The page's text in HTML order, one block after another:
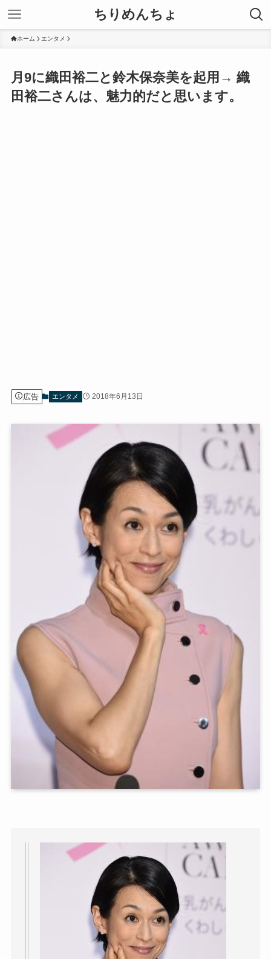
ちりめんちょ
ホーム エンタメ
月9に織田裕二と鈴木保奈美を起用→ 織
田裕二さんは、魅力的だと思います。
広告 エンタメ 2018年6月13日